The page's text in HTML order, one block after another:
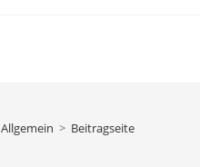
Allgemein > Beitragseite